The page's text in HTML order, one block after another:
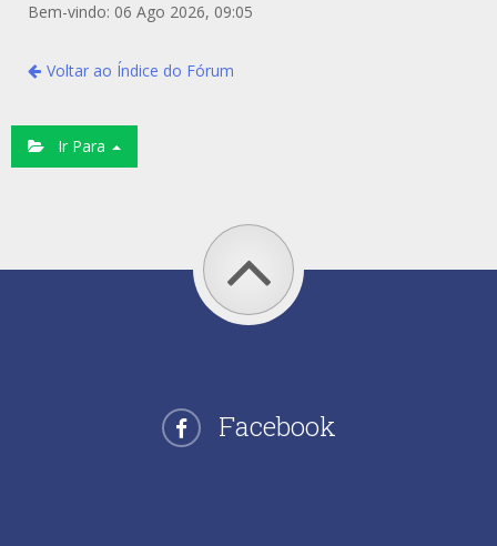
Bem-vindo: 06 Ago 2026, 09:05
Voltar ao Índice do Fórum
Ir Para
Facebook